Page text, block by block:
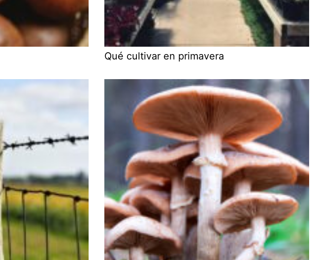
Qué cultivar en primavera